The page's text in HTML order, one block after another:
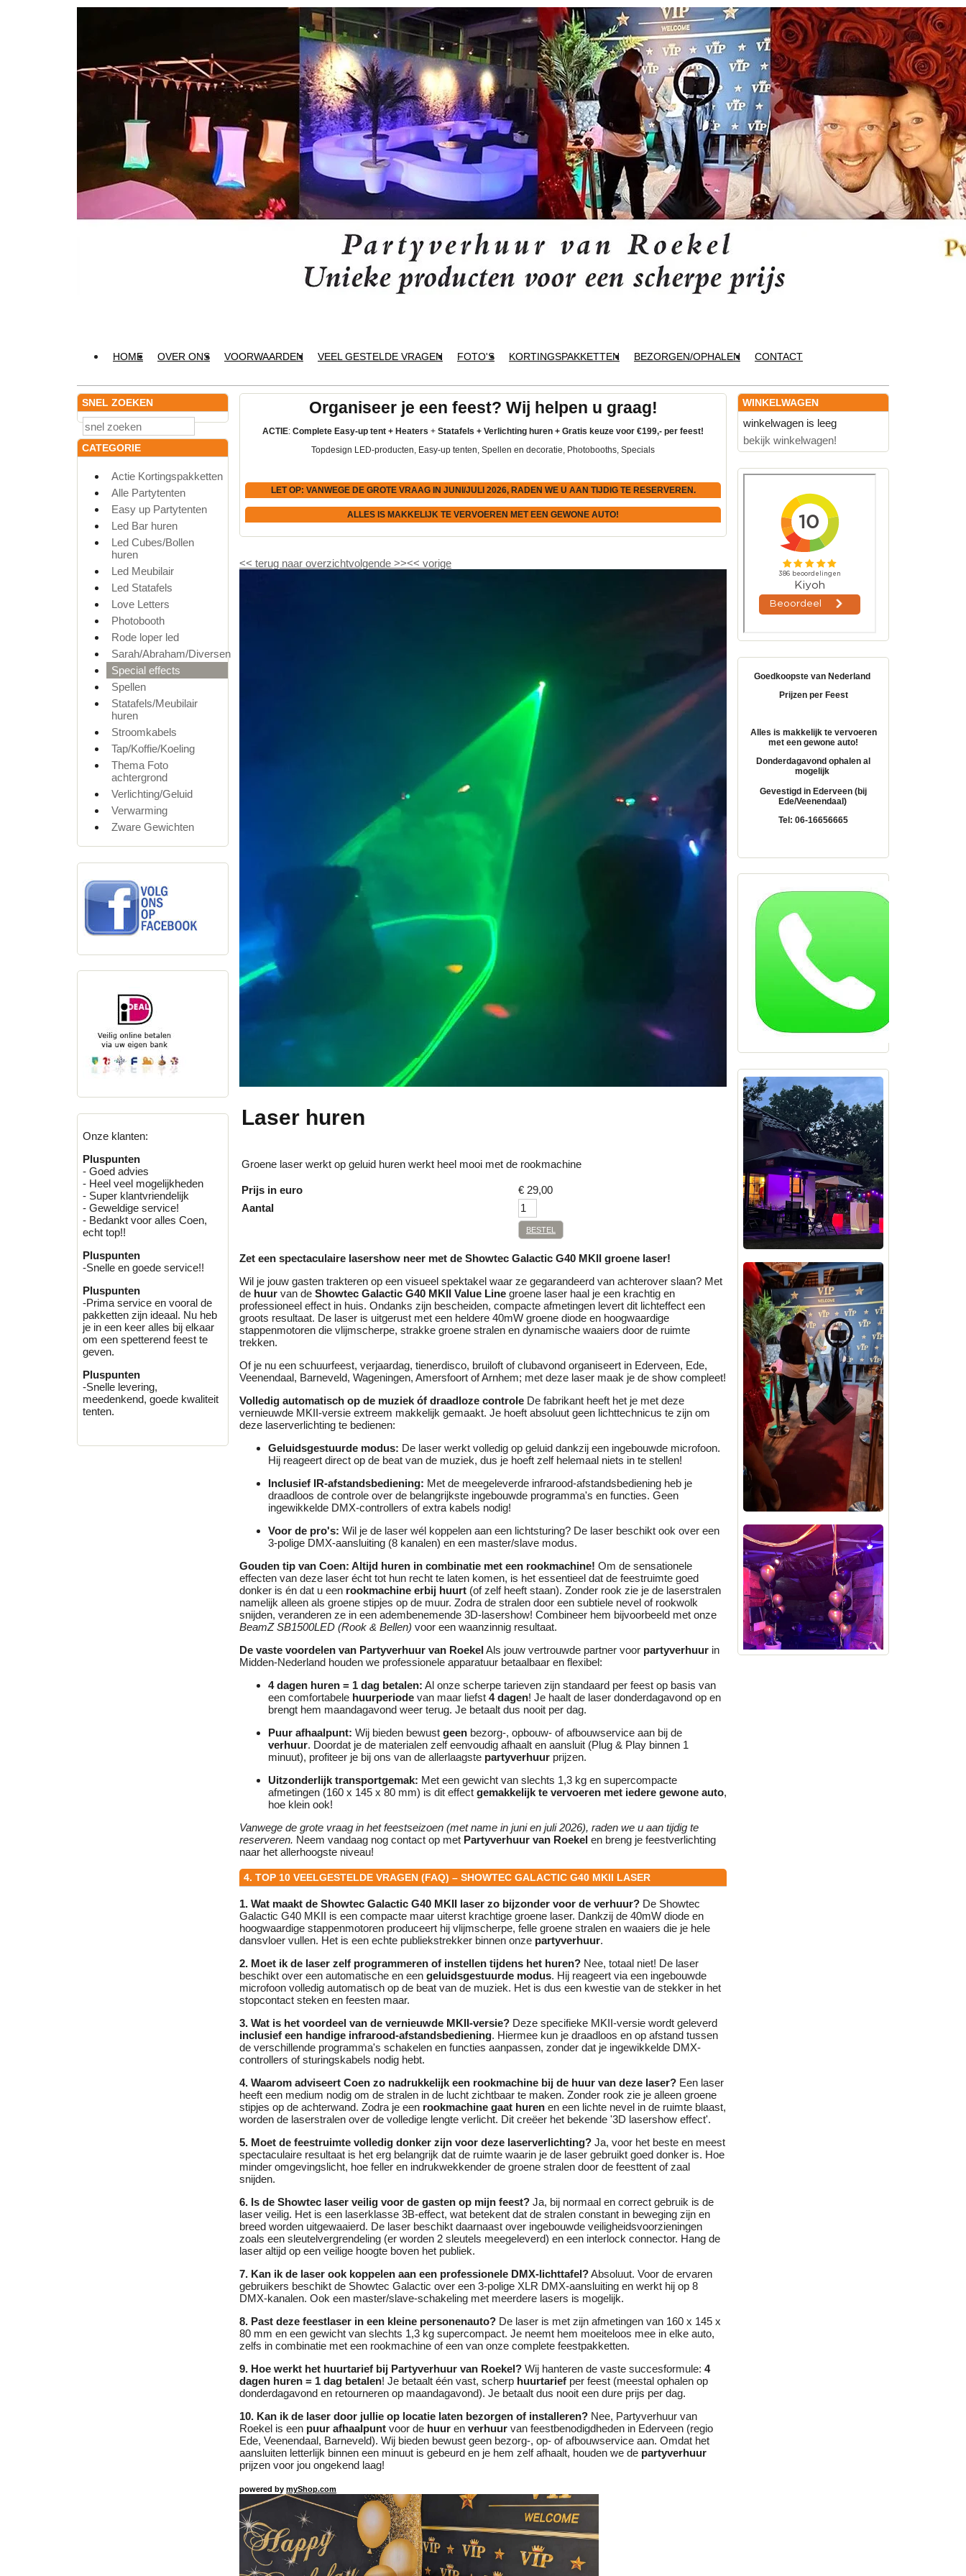
HOME OVER ONS VOORWAARDEN VEEL GESTELDE VRAGEN FOTO'S KORTINGSPAKKETTEN BEZORGEN/OPHALEN CONTACT
SNEL ZOEKEN
CATEGORIE
Actie Kortingspakketten
Alle Partytenten
Easy up Partytenten
Led Bar huren
Led Cubes/Bollen
huren
Led Meubilair
Led Statafels
Love Letters
Photobooth
Rode loper led
Sarah/Abraham/Diversen
Special effects
Spellen
Statafels/Meubilair
huren
Stroomkabels
Tap/Koffie/Koeling
Thema Foto
achtergrond
Verlichting/Geluid
Verwarming
Zware Gewichten
Onze klanten:
Pluspunten
- Goed advies
- Heel veel mogelijkheden
- Super klantvriendelijk
- Geweldige service!
- Bedankt voor alles Coen,
echt top!!
Pluspunten
-Snelle en goede service!!
Pluspunten
-Prima service en vooral de
pakketten zijn ideaal. Nu heb
je in een keer alles bij elkaar
om een spetterend feest te
geven.
Pluspunten
-Snelle levering,
meedenkend, goede kwaliteit
tenten.
Organiseer je een feest? Wij helpen u graag!
ACTIE: Complete Easy-up tent + Heaters + Statafels + Verlichting huren + Gratis keuze voor €199,- per feest!
Topdesign LED-producten, Easy-up tenten, Spellen en decoratie, Photobooths, Specials
LET OP: VANWEGE DE GROTE VRAAG IN JUNI/JULI 2026, RADEN WE U AAN TIJDIGTE RESERVEREN.
ALLES IS MAKKELIJK TE VERVOEREN MET EEN GEWONE AUTO!
<< terug naar overzichtvolgende >><< vorige
Laser huren
Groene laser werkt op geluid huren werkt heel mooi met de rookmachine
Prijs in euro € 29,00
Aantal
BESTEL
Zet een spectaculaire lasershow neer met de Showtec Galactic G40 MKII groene laser!
Wil je jouw gasten trakteren op een visueel spektakel waar ze gegarandeerd van achterover slaan? Met
de huur van de Showtec Galactic G40 MKII Value Line groene laser haal je een krachtig en
professioneel effect in huis. Ondanks zijn bescheiden, compacte afmetingen levert dit lichteffect een
groots resultaat. De laser is uitgerust met een heldere 40mW groene diode en hoogwaardige
stappenmotoren die vlijmscherpe, strakke groene stralen en dynamische waaiers door de ruimte
trekken.
Of je nu een schuurfeest, verjaardag, tienerdisco, bruiloft of clubavond organiseert in Ederveen, Ede,
Veenendaal, Barneveld, Wageningen, Amersfoort of Arnhem; met deze laser maak je de show compleet!
Volledig automatisch op de muziek óf draadloze controle De fabrikant heeft het je met deze
vernieuwde MKII-versie extreem makkelijk gemaakt. Je hoeft absoluut geen lichttechnicus te zijn om
deze laserverlichting te bedienen:
Geluidsgestuurde modus: De laser werkt volledig op geluid dankzij een ingebouwde microfoon.
Hij reageert direct op de beat van de muziek, dus je hoeft zelf helemaal niets in te stellen!
Inclusief IR-afstandsbediening: Met de meegeleverde infrarood-afstandsbediening heb je
draadloos de controle over de belangrijkste ingebouwde programma's en functies. Geen
ingewikkelde DMX-controllers of extra kabels nodig!
Voor de pro's: Wil je de laser wél koppelen aan een lichtsturing? De laser beschikt ook over een
3-polige DMX-aansluiting (8 kanalen) en een master/slave modus.
Gouden tip van Coen: Altijd huren in combinatie met een rookmachine! Om de sensationele
effecten van deze laser écht tot hun recht te laten komen, is het essentieel dat de feestruimte goed
donker is én dat u een rookmachine erbij huurt (of zelf heeft staan). Zonder rook zie je de laserstralen
namelijk alleen als groene stipjes op de muur. Zodra de stralen door een subtiele nevel of rookwolk
snijden, veranderen ze in een adembenemende 3D-lasershow! Combineer hem bijvoorbeeld met onze
BeamZ SB1500LED (Rook & Bellen) voor een waanzinnig resultaat.
De vaste voordelen van Partyverhuur van RoekelAls jouw vertrouwde partner voor partyverhuur in
Midden-Nederland houden we professionele apparatuur betaalbaar en flexibel:
4 dagen huren = 1 dag betalen: Al onze scherpe tarieven zijn standaard per feest op basis van
een comfortabele huurperiode van maar liefst 4 dagen! Je haalt de laser donderdagavond op en
brengt hem maandagavond weer terug. Je betaalt dus nooit per dag.
Puur afhaalpunt: Wij bieden bewust geen bezorg-, opbouw- of afbouwservice aan bij de
verhuur. Doordat je de materialen zelf eenvoudig afhaalt en aansluit (Plug & Play binnen 1
minuut), profiteer je bij ons van de allerlaagste partyverhuur prijzen.
Uitzonderlijk transportgemak: Met een gewicht van slechts 1,3 kg en supercompacte
afmetingen (160 x 145 x 80 mm) is dit effect gemakkelijk te vervoeren met iedere gewone auto,
hoe klein ook!
Vanwege de grote vraag in het feestseizoen (met name in juni en juli 2026), raden we u aan tijdig te
reserveren. Neem vandaag nog contact op met Partyverhuur van Roekel en breng je feestverlichting
naar het allerhoogste niveau!
4. TOP 10 VEELGESTELDE VRAGEN (FAQ) – SHOWTEC GALACTIC G40 MKII LASER
1. Wat maakt de Showtec Galactic G40 MKII laser zo bijzonder voor de verhuur? De Showtec
Galactic G40 MKII is een compacte maar uiterst krachtige groene laser. Dankzij de 40mW diode en
hoogwaardige stappenmotoren produceert hij vlijmscherpe, felle groene stralen en waaiers die je hele
dansvloer vullen. Het is een echte publiekstrekker binnen onze partyverhuur.
2. Moet ik de laser zelf programmeren of instellen tijdens het huren? Nee, totaal niet! De laser
beschikt over een automatische en een geluidsgestuurde modus. Hij reageert via een ingebouwde
microfoon volledig automatisch op de beat van de muziek. Het is dus een kwestie van de stekker in het
stopcontact steken en feesten maar.
3. Wat is het voordeel van de vernieuwde MKII-versie? Deze specifieke MKII-versie wordt geleverd
inclusief een handige infrarood-afstandsbediening. Hiermee kun je draadloos en op afstand tussen
de verschillende programma's schakelen en functies aanpassen, zonder dat je ingewikkelde DMX-
controllers of sturingskabels nodig hebt.
4. Waarom adviseert Coen zo nadrukkelijk een rookmachine bij de huur van deze laser? Een laser
heeft een medium nodig om de stralen in de lucht zichtbaar te maken. Zonder rook zie je alleen groene
stipjes op de achterwand. Zodra je een rookmachine gaat huren en een lichte nevel in de ruimte blaast,
worden de laserstralen over de volledige lengte verlicht. Dit creëer het bekende '3D lasershow effect'.
5. Moet de feestruimte volledig donker zijn voor deze laserverlichting? Ja, voor het beste en meest
spectaculaire resultaat is het erg belangrijk dat de ruimte waarin je de laser gebruikt goed donker is. Hoe
minder omgevingslicht, hoe feller en indrukwekkender de groene stralen door de feesttent of zaal
snijden.
6. Is de Showtec laser veilig voor de gasten op mijn feest? Ja, bij normaal en correct gebruik is de
laser veilig. Het is een laserklasse 3B-effect, wat betekent dat de stralen constant in beweging zijn en
breed worden uitgewaaierd. De laser beschikt daarnaast over ingebouwde veiligheidsvoorzieningen
zoals een sleutelvergrendeling (er worden 2 sleutels meegeleverd) en een interlock connector. Hang de
laser altijd op een veilige hoogte boven het publiek.
7. Kan ik de laser ook koppelen aan een professionele DMX-lichttafel?Absoluut. Voor de ervaren
gebruikers beschikt de Showtec Galactic over een 3-polige XLR DMX-aansluiting en werkt hij op 8
DMX-kanalen. Ook een master/slave-schakeling met meerdere lasers is mogelijk.
8. Past deze feestlaser in een kleine personenauto? De laser is met zijn afmetingen van 160 x 145 x
80 mm en een gewicht van slechts 1,3 kg supercompact. Je neemt hem moeiteloos mee in elke auto,
zelfs in combinatie met een rookmachine of een van onze complete feestpakketten.
9. Hoe werkt het huurtarief bij Partyverhuur van Roekel? Wij hanteren de vaste succesformule: 4
dagen huren = 1 dag betalen! Je betaalt één vast, scherp huurtarief per feest (meestal ophalen op
donderdagavond en retourneren op maandagavond). Je betaalt dus nooit een dure prijs per dag.
10. Kan ik de laser door jullie op locatie laten bezorgen of installeren? Nee, Partyverhuur van
Roekel is een puur afhaalpunt voor de huur en verhuur van feestbenodigdheden in Ederveen (regio
Ede, Veenendaal, Barneveld). Wij bieden bewust geen bezorg-, op- of afbouwservice aan. Omdat het
aansluiten letterlijk binnen een minuut is gebeurd en je hem zelf afhaalt, houden we de partyverhuur
prijzen voor jou ongekend laag!
powered by myShop.com
WINKELWAGEN
winkelwagen is leeg
bekijk winkelwagen!
Goedkoopste van Nederland
Prijzen per Feest
Alles is makkelijk te vervoeren
met een gewone auto!
Donderdagavond ophalen al
mogelijk
Gevestigd in Ederveen (bij
Ede/Veenendaal)
Tel: 06-16656665